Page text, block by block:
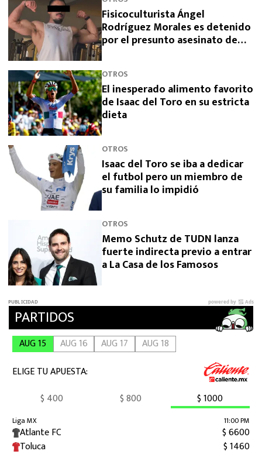
Fisicoculturista Ángel
Rodríguez Morales es detenido
por el presunto asesinato de
OTROS
El inesperado alimento favorito
de Isaac del Toro en su estricta
dieta
OTROS
Isaac del Toro se iba a dedicar
el futbol pero un miembro de
su familia lo impidió
OTROS
Memo Schutz de TUDN lanza
fuerte indirecta previo a entrar
a La Casa de los Famosos